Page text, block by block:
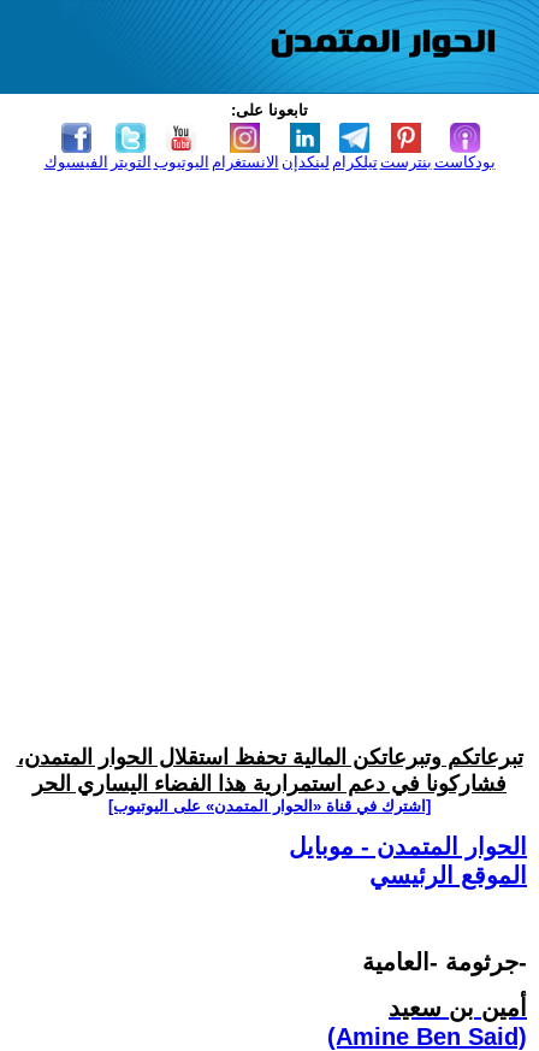
تابعونا على:
الفيسبوك التويتر اليوتيوب الانستغرام لينكدإن تيلكرامبنترست بودكاست
تبرعاتكم وتبرعاتكن المالية تحفظ استقلال الحوار المتمدن،
فشاركونا في دعم استمرارية هذا الفضاء اليساري الحر
[اشترك في قناة ‫«الحوار المتمدن» على اليوتيوب]
الحوار المتمدن - موبايل
الموقع الرئيسي
جرثومة -العامية-
أمين بن سعيد
(Amine Ben Said)